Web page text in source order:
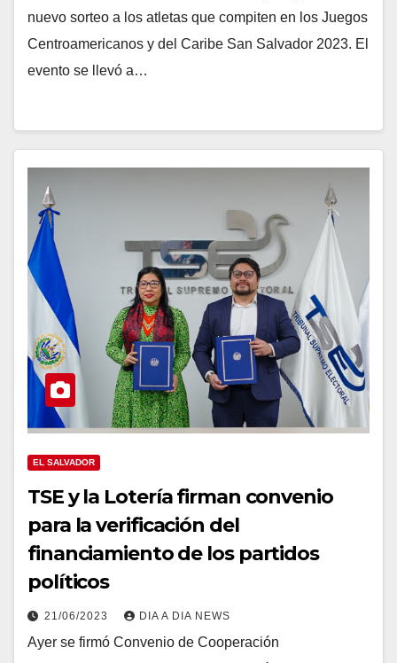
nuevo sorteo a los atletas que compiten en los Juegos
Centroamericanos y del Caribe San Salvador 2023. El
evento se llevó a…
EL SALVADOR
TSE y la Lotería firman convenio
para la verificación del
financiamiento de los partidos
políticos
21/06/2023 DIA A DIA NEWS
Ayer se firmó Convenio de Cooperación